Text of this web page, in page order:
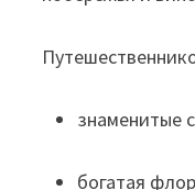
знаменитые
богатая